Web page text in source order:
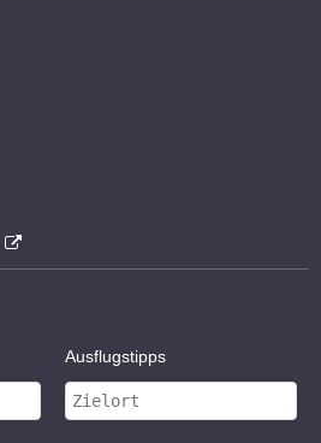
Ausflugstipps